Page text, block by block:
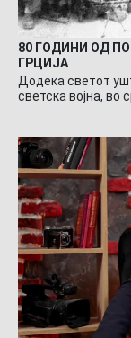
80 ГОДИНИ ОД
ГРЦИЈА
Додека светот
светска војна, во